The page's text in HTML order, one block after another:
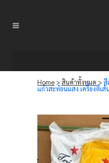
Home >สินค้าทั้งหมด >สี
แก้วสะท้อนแสง เครื่องตีเส้